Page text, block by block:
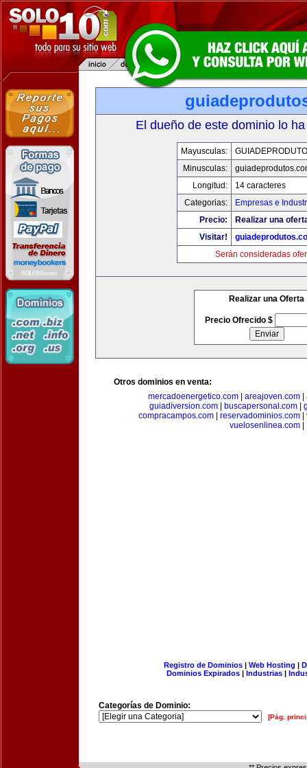
El dueño de este dominio lo
Mayusculas:
Minusculas:
Longitud:
14 caracteres
Categorias:
Empresas e
Precio:
Realizar una
Visitar!
Serán consideradas
Realizar una Oferta
Precio Ofrecido $
Otros dominios en venta:
mercadoenergetico.com| areajoven.com|
guiadiversion.com| buscapersonal.com|
compracampos.com| reservadominios.com|
vuelosenlinea.com|
Registro de Dominios| Web Hosting |
Dominios Expirados | Industrias |
Categorías de Dominio:
[Pág.